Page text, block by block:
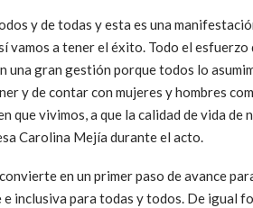
y de todas y esta es una
vamos a tener el éxito. Todo el esfuerzo
una gran gestión porque todos lo
y de contar con mujeres y hombres
que vivimos, a que la calidad de vida de
Carolina Mejía durante el acto.
en un primer paso de avance
inclusiva para todas y todos. De igual